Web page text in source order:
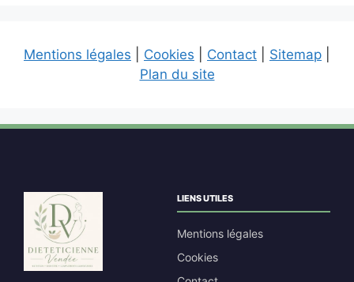
Mentions légales Cookies Contact Sitemap
Plan du site
LIENS UTILES
Mentions légales
Cookies